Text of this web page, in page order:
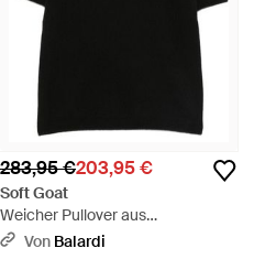
283,95 €203,95 €
Soft Goat
Weicher Pullover aus
Ziegenkaschmir mit
Von Balardi